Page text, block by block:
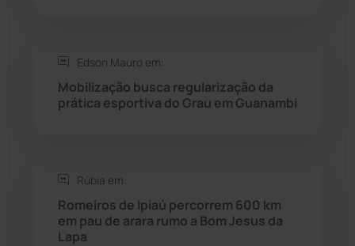
Seabra (50)
Sítio do Mato
Sudoeste Baiano (1530)
Edson Mauro em:
Mobilização busca regularização da
prática esportiva do Grau em Guanambi
Rúbia em:
Romeiros de Ipiaú percorrem 600 km
em pau de arara rumo a Bom Jesus da
Lapa